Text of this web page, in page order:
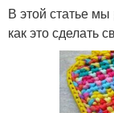
В этой статье
как это сделать